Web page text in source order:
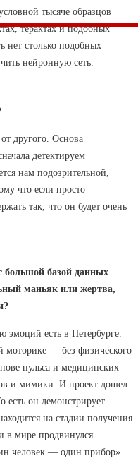
тысяче образцов
терактах и подобных
нет столько подобных
нейронную сеть.
другого. Основа
детектируем
нам подозрительной,
что если просто
так, что он будет очень
базой данных
маньяк или жертва,
есть в Петербурге.
моторике — без физического
пульса и медицинских
и мимики. И проект дошел
есть он демонстрирует
на стадии получения
в мире продвинулся
человек — один прибор».